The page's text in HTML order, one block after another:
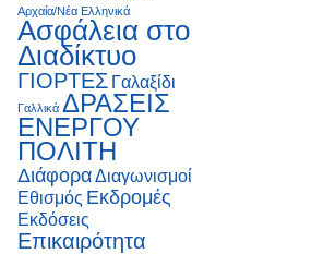
Αρχαία/Νέα Ελληνικά
Ασφάλεια στο
Διαδίκτυο
ΓΙΟΡΤΕΣ Γαλαξίδι
Γαλλικά ΔΡΑΣΕΙΣ
ΕΝΕΡΓΟΥ
ΠΟΛΙΤΗ
ΔιάφοραΔιαγωνισμοί
Εθισμός Εκδρομές
Εκδόσεις
Επικαιρότητα